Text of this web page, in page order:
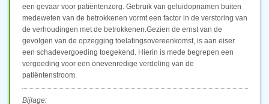
een gevaar voor patiëntenzorg. Gebruik van geluidopnamen buiten
medeweten van de betrokkenen vormt een factor in de verstoring van
de verhoudingen met de betrokkenen.Gezien de ernst van de
gevolgen van de opzegging toelatingsovereenkomst, is aan eiser
een schadevergoeding toegekend. Hierin is mede begrepen een
vergoeding voor een onevenredige verdeling van de
patiëntenstroom.
Bijlage: